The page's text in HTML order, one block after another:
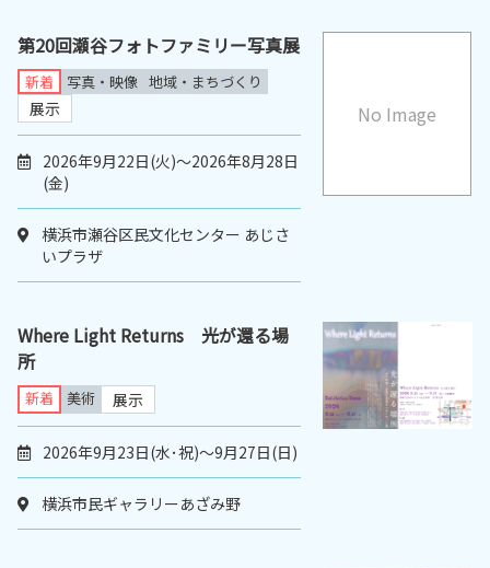
No Image
第20回瀬谷フォトファミリー写真展
新着 写真・映像 地域・まちづくり
展示
2026年9月22日(火)～2026年8月28日
(金)
横浜市瀬谷区民文化センター あじさ
いプラザ
Where Light Returns 光が還る場
所
新着 美術 展示
2026年9月23日(水･祝)～9月27日(日)
横浜市民ギャラリーあざみ野